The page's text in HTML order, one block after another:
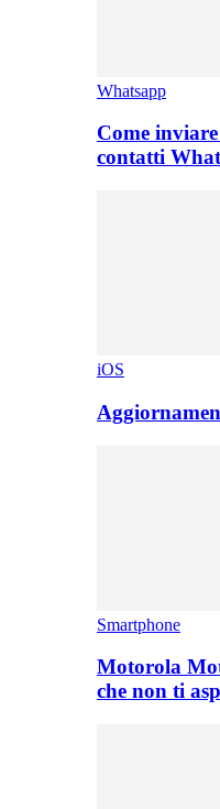
Whatsapp
Come
contatti
iOS
Smartphone
Motorola
che non ti